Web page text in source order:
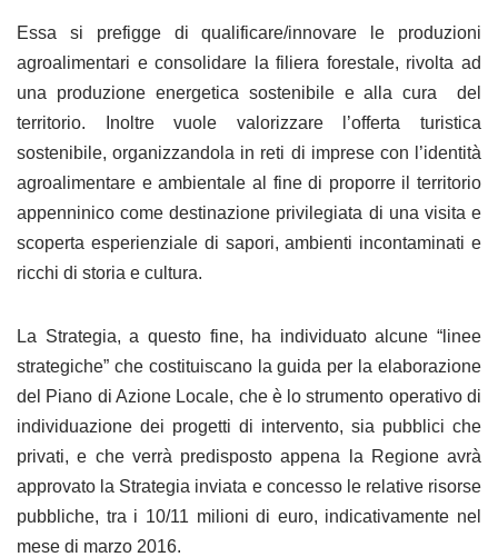
Essa si prefigge di qualificare/innovare le produzioni
agroalimentari e consolidare la filiera forestale, rivolta ad
una produzione energetica sostenibile e alla cura del
territorio. Inoltre vuole valorizzare l’offerta turistica
sostenibile, organizzandola in reti di imprese con l’identità
agroalimentare e ambientale al fine di proporre il territorio
appenninico come destinazione privilegiata di una visita e
scoperta esperienziale di sapori, ambienti incontaminati e
ricchi di storia e cultura.
La Strategia, a questo fine, ha individuato alcune “linee
strategiche” che costituiscano la guida per la elaborazione
del Piano di Azione Locale, che è lo strumento operativo di
individuazione dei progetti di intervento, sia pubblici che
privati, e che verrà predisposto appena la Regione avrà
approvato la Strategia inviata e concesso le relative risorse
pubbliche, tra i 10/11 milioni di euro, indicativamente nel
mese di marzo 2016.